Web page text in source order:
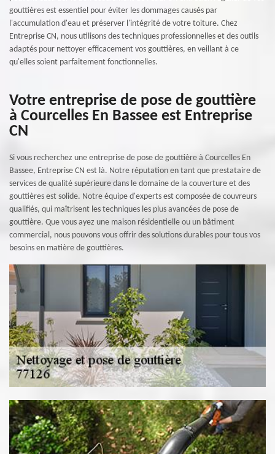
gouttières est essentiel pour éviter les dommages causés par
l'accumulation d'eau et préserver l'intégrité de votre toiture. Chez
Entreprise CN, nous utilisons des techniques professionnelles et des outils
adaptés pour nettoyer efficacement vos gouttières, en veillant à ce
qu'elles soient parfaitement fonctionnelles.
Votre entreprise de pose de gouttière
à Courcelles En Bassee est Entreprise
CN
Si vous recherchez une entreprise de pose de gouttière à Courcelles En
Bassee, Entreprise CN est là. Notre réputation en tant que prestataire de
services de qualité supérieure dans le domaine de la couverture et des
gouttières est solide. Notre équipe d'experts est composée de couvreurs
qualifiés, qui maîtrisent les techniques les plus avancées de pose de
gouttière. Que vous ayez une maison résidentielle ou un bâtiment
commercial, nous pouvons vous offrir des solutions durables pour tous vos
besoins en matière de gouttières.